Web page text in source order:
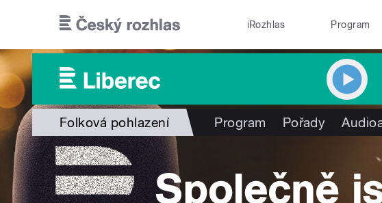
iRozhlas Program
Folková pohlazení Program Pořady